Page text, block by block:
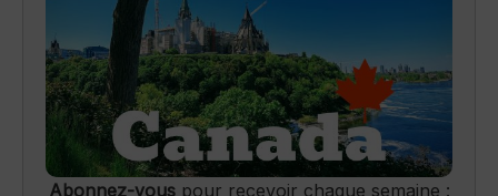
Abonnez-vouspour recevoir chaque semaine :